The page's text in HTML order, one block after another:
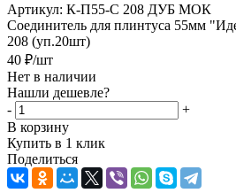
Артикул: К-П55-С 208 ДУБ МОК
Соединитель для плинтуса 55мм
208 (уп.20шт)
40 ₽/шт
Нет в наличии
Нашли дешевле?
-
+
В корзину
Купить в 1 клик
Поделиться